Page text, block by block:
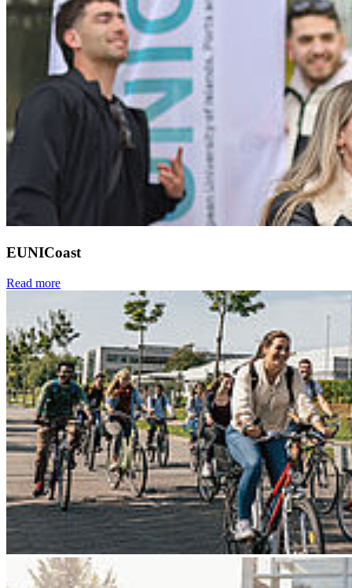
EUNICoast
Read more
Go to slide 1
Go to slide 2
Go to slide 3
Go to slide 4
Go to slide 5
Go to slide 6
Go to slide 7
Go to slide 8
Go to slide 9
Zurück